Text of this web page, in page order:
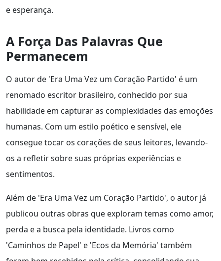
e esperança.
A Força Das Palavras Que
Permanecem
O autor de 'Era Uma Vez um Coração Partido' é um
renomado escritor brasileiro, conhecido por sua
habilidade em capturar as complexidades das emoções
humanas. Com um estilo poético e sensível, ele
consegue tocar os corações de seus leitores, levando-
os a refletir sobre suas próprias experiências e
sentimentos.
Além de 'Era Uma Vez um Coração Partido', o autor já
publicou outras obras que exploram temas como amor,
perda e a busca pela identidade. Livros como
'Caminhos de Papel' e 'Ecos da Memória' também